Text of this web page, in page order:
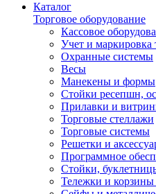
Каталог
Торговое оборудование
Кассовое
Учет и маркировка
Охранные системы
Весы
Манекены и формы
Стойки ресепшн,
Прилавки и
Торговые стеллажи
Торговые системы
Решетки и
Программное
Стойки,
Тележки и корзины